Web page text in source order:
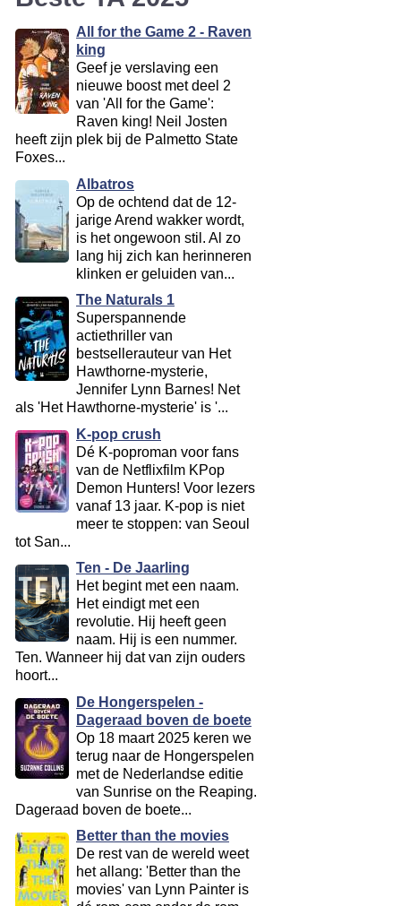
All for the Game 2 - Raven
king
Geef je verslaving een
nieuwe boost met deel 2
van 'All for the Game':
Raven king! Neil Josten
heeft zijn plek bij de Palmetto State
Foxes...
Albatros
Op de ochtend dat de 12-
jarige Arend wakker wordt,
is het ongewoon stil. Al zo
lang hij zich kan herinneren
klinken er geluiden van...
The Naturals 1
Superspannende
actiethriller van
bestsellerauteur van Het
Hawthorne-mysterie,
Jennifer Lynn Barnes! Net
als 'Het Hawthorne-mysterie' is '...
K-pop crush
Dé K-poproman voor fans
van de Netflixfilm KPop
Demon Hunters! Voor lezers
vanaf 13 jaar. K-pop is niet
meer te stoppen: van Seoul
tot San...
Ten - De Jaarling
Het begint met een naam.
Het eindigt met een
revolutie. Hij heeft geen
naam. Hij is een nummer.
Ten. Wanneer hij dat van zijn ouders
hoort...
De Hongerspelen -
Dageraad boven de boete
Op 18 maart 2025 keren we
terug naar de Hongerspelen
met de Nederlandse editie
van Sunrise on the Reaping.
Dageraad boven de boete...
Better than the movies
De rest van de wereld weet
het allang: 'Better than the
movies' van Lynn Painter is